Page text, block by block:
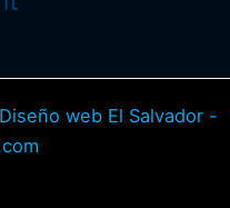
Diseño web El Salvador -